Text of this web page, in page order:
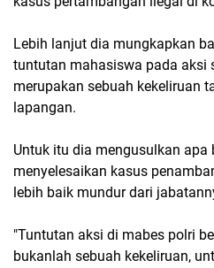
Lebih lanjut dia mungkapkan
tuntutan mahasiswa pada aksi
merupakan sebuah kekeliruan
lapangan.
Untuk itu dia mengusulkan apa
menyelesaikan kasus
lebih baik mundur dari
"Tuntutan aksi di mabes polri
bukanlah sebuah kekeliruan,